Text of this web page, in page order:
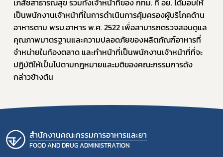
เภสัชสาธารณสุข รวมทั้งเจ้าหน้าที่ของ กทม. ที่ อย. ได้มอบให้
เป็นพนักงานเจ้าหน้าที่ในการดำเนินการคุ้มครองผู้บริโภคด้าน
อาหารตาม พรบ.อาหาร พ.ศ. 2522 เพื่อสามารถตรวจสอบดูแล
คุณภาพมาตรฐานและความปลอดภัยของผลิตภัณฑ์อาหารที่
จำหน่ายในท้องตลาด และทำหน้าที่เป็นพนักงานเจ้าหน้าที่ที่จะ
ปฏิบัติให้เป็นไปตามกฎหมายและมติของคณะกรรมการดัง
กล่าวข้างต้น​
สำนักงานคณะกรรมการอาหารและยา
FOOD AND DRUG ADMINISTRATION